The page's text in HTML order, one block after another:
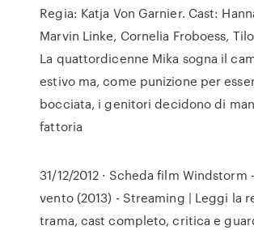
Regia: Katja Von Garnier. Cast:
Marvin Linke, Cornelia Froboess,
La quattordicenne Mika sogna il
estivo ma, come punizione per
bocciata, i genitori decidono di
fattoria
31/12/2012 · Scheda film Windstorm
vento (2013) - Streaming | Leggi la
trama, cast completo, critica e